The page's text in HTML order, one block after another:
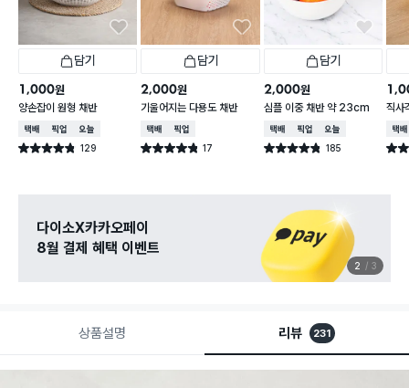
담기
1,000원
양손잡이 원형 채반
택배배송매장픽업오늘배송
별점 4.8점 129
건 작성
담기
2,000원
기울어지는 다용도 채반
택배배송매장픽업
별점 4.8점 17
건 작성
담기
2,000원
심플 이중 채반 약 23cm
택배배송매장픽업오늘배송
별점 4.8점 185
건 작성
직사
택배
별점
관심 있는 신상 입고
무료로 알림 받기
3 3
상품설명 리뷰 231